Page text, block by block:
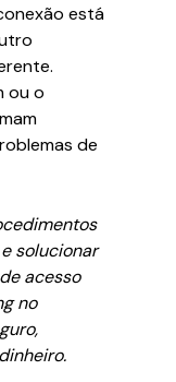
está
ou o
de
solucionar
acesso
no